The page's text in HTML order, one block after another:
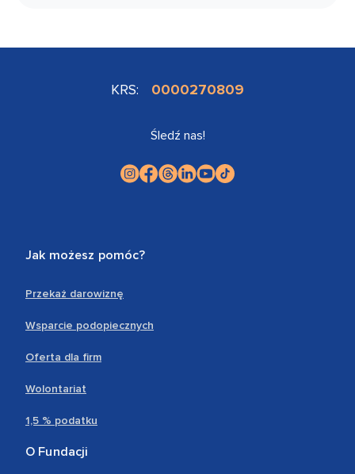
KRS: 0000270809
Śledź nas!
Jak możesz pomóc?
Przekaż darowiznę
Wsparcie podopiecznych
Oferta dla firm
Wolontariat
1,5 % podatku
O Fundacji